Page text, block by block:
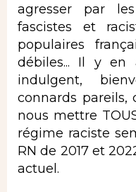
agresser par
fascistes et
populaires
débiles... Il y en
indulgent,
connards pareils,
nous mettre
régime raciste
RN de 2017 et
actuel.